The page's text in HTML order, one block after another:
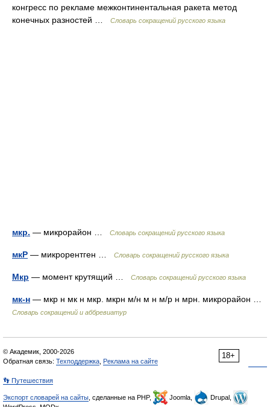
конгресс по рекламе межконтинентальная ракета метод
конечных разностей …
Словарь сокращений русского языка
мкр. — микрорайон … Словарь сокращений русского языка
мкР — микрорентген … Словарь сокращений русского языка
Мкр — момент крутящий … Словарь сокращений русского языка
мк-н — мкр н мк н мкр. мкрн м/н м н м/р н мрн. микрорайон …
Словарь сокращений и аббревиатур
18+
© Академик, 2000-2026
Обратная связь: Техподдержка Реклама на сайте
👣 Путешествия
Экспорт словарей на сайты , сделанные на PHP, Joomla,
Drupal,